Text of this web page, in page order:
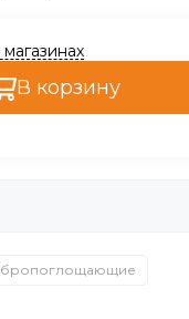
магазинах
В корзину